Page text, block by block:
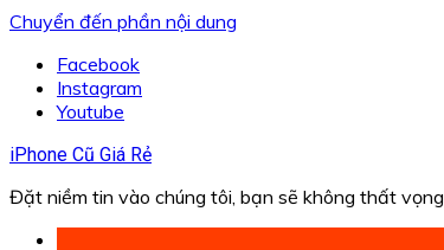
Chuyển đến phần nội dung
Facebook
Instagram
Youtube
iPhone Cũ Giá Rẻ
Đặt niềm tin vào chúng tôi, bạn sẽ không thất vọng